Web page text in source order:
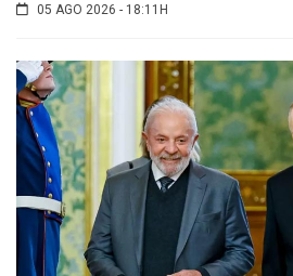
05 AGO 2026 - 18:11H